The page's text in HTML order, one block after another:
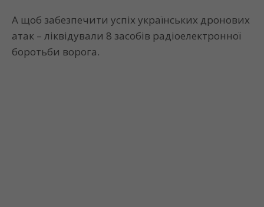
А щоб забезпечити успіх українських дронових
атак – ліквідували 8 засобів радіоелектронної
боротьби ворога.